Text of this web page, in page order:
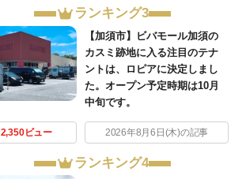
ランキング3
【加須市】ビバモール加須の
カスミ跡地に入る注目のテナ
ントは、ロピアに決定しまし
た。オープン予定時期は10月
中旬です。
2,350ビュー 2026年8月6日(木)の記事
ランキング4